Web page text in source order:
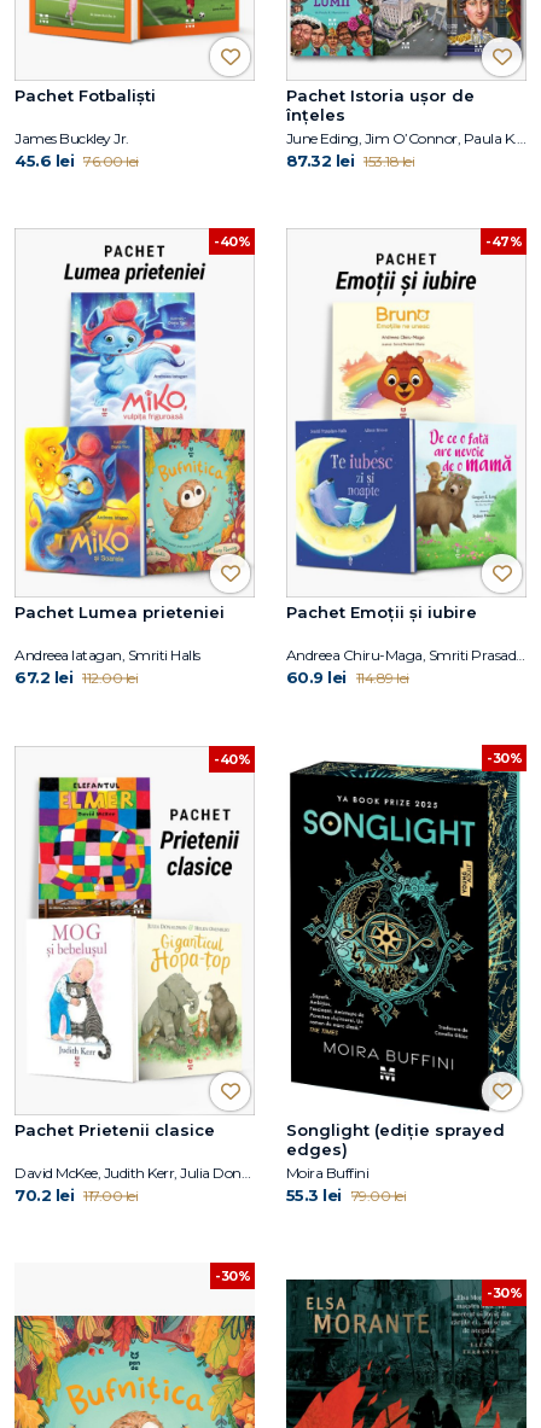
Pachet Fotbaliști
James Buckley Jr.
45.6 lei 76.00 lei
Pachet Istoria ușor de
înțeles
87.32 lei 153.18 lei
-40%
Pachet Lumea prieteniei
Andreea Iatagan, Smriti Halls
67.2 lei 112.00 lei
-47%
Pachet Emoții și iubire
60.9 lei 114.89 lei
-40%
Pachet Prietenii clasice
David McKee, Judith Kerr, Julia Donaldson
70.2 lei 117.00 lei
-30%
Songlight (ediție sprayed
edges)
Moira Buffini
55.3 lei 79.00 lei
-30%
-30%